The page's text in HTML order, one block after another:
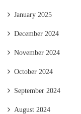
January 2025
December 2024
November 2024
October 2024
September 2024
August 2024